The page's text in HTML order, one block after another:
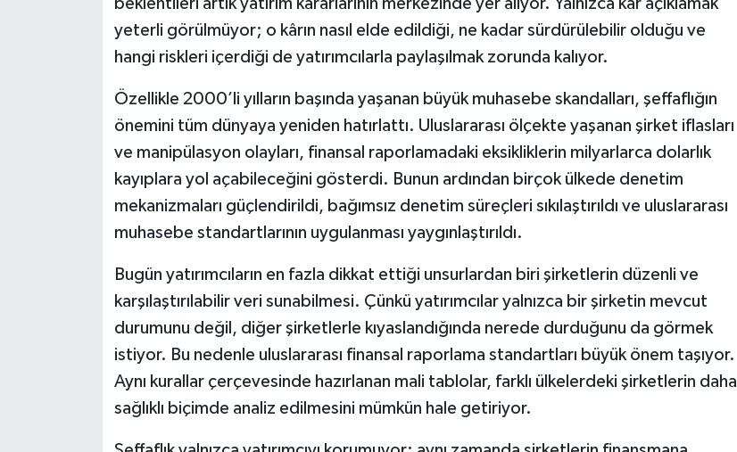
beklentileri artık yatırım kararlarının merkezinde yer alıyor. Yalnızca kâr açıklamak
yeterli görülmüyor; o kârın nasıl elde edildiği, ne kadar sürdürülebilir olduğu ve
hangi riskleri içerdiği de yatırımcılarla paylaşılmak zorunda kalıyor.
Özellikle 2000’li yılların başında yaşanan büyük muhasebe skandalları, şeffaflığın
önemini tüm dünyaya yeniden hatırlattı. Uluslararası ölçekte yaşanan şirket iflasları
ve manipülasyon olayları, finansal raporlamadaki eksikliklerin milyarlarca dolarlık
kayıplara yol açabileceğini gösterdi. Bunun ardından birçok ülkede denetim
mekanizmaları güçlendirildi, bağımsız denetim süreçleri sıkılaştırıldı ve uluslararası
muhasebe standartlarının uygulanması yaygınlaştırıldı.
Bugün yatırımcıların en fazla dikkat ettiği unsurlardan biri şirketlerin düzenli ve
karşılaştırılabilir veri sunabilmesi. Çünkü yatırımcılar yalnızca bir şirketin mevcut
durumunu değil, diğer şirketlerle kıyaslandığında nerede durduğunu da görmek
istiyor. Bu nedenle uluslararası finansal raporlama standartları büyük önem taşıyor.
Aynı kurallar çerçevesinde hazırlanan mali tablolar, farklı ülkelerdeki şirketlerin daha
sağlıklı biçimde analiz edilmesini mümkün hale getiriyor.